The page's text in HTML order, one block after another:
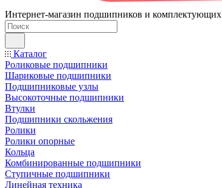
Интернет-магазин подшипников и комплектующих
Каталог
Роликовые подшипники
Шариковые подшипники
Подшипниковые узлы
Высокоточные подшипники
Втулки
Подшипники скольжения
Ролики
Ролики опорные
Кольца
Комбинированные подшипники
Ступичные подшипники
Линейная техника